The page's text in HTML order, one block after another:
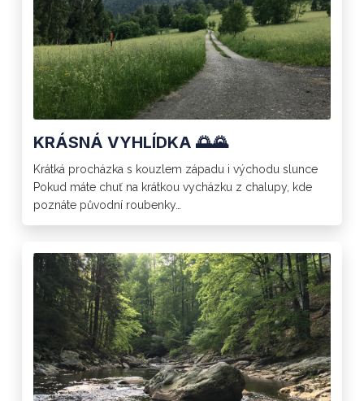
KRÁSNÁ VYHLÍDKA 🌅🌄
Krátká procházka s kouzlem západu i východu slunce
Pokud máte chuť na krátkou vycházku z chalupy, kde
poznáte původní roubenky…